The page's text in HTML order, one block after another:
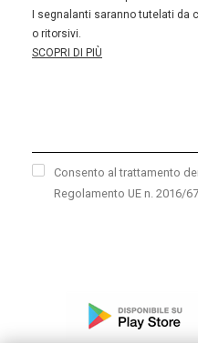
I segnalanti saranno tutelati
o ritorsivi.
SCOPRI DI PIÙ
Consento al trattamento
Regolamento UE n. 2016/